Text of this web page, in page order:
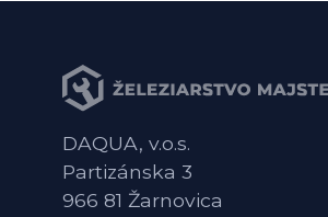
DAQUA, v.o.s.
Partizánska 3
966 81 Žarnovica